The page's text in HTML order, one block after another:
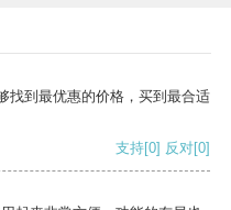
找到最优惠的价格，买到最合适
支持[0] 反对[0]